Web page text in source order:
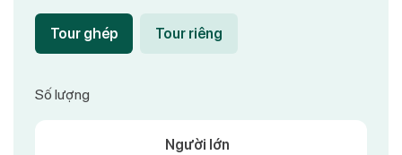
Tour ghép Tour riêng
Số lượng
Người lớn